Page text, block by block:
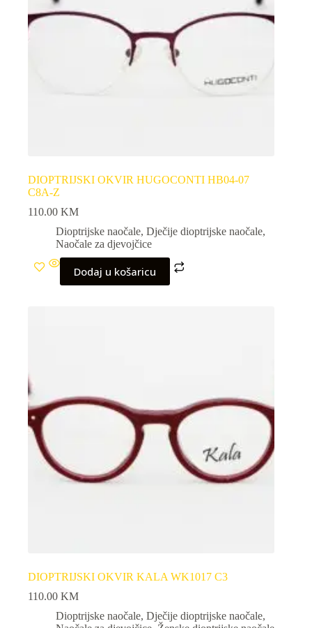
DIOPTRIJSKI OKVIR HUGOCONTI HB04-07
C8A-Z
110.00 KM
Dioptrijske naočale, Dječije dioptrijske naočale,
Naočale za djevojčice
Dodaj u košaricu
DIOPTRIJSKI OKVIR KALA WK1017 C3
110.00 KM
Dioptrijske naočale, Dječije dioptrijske naočale,